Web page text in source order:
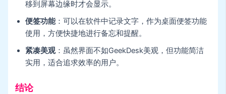
移到屏幕边缘时才会显示。
便签功能：可以在软件中记录文字，作为桌面便签功能
使用，方便快捷地进行备忘和提醒。
紧凑美观：虽然界面不如GeekDesk美观，但功能简洁
实用，适合追求效率的用户。
结论